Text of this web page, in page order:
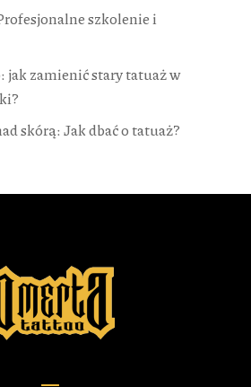
szkolenie i
jak zamienić stary tatuaż w
skórą: Jak dbać o tatuaż?